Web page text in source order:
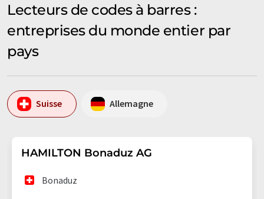
Lecteurs de codes à barres :
entreprises du monde entier par
pays
Suisse Allemagne
HAMILTON Bonaduz AG
Bonaduz